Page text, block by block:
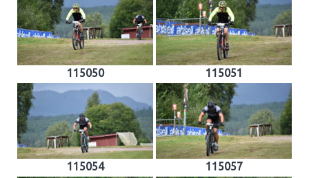
115050 115051
115054 115057